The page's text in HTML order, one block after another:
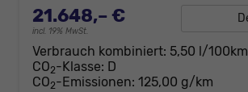
21.648,– €
incl. 19% MwSt.
Verbrauch kombiniert: 5,50 l/100km
CO2-Klasse: D
CO2-Emissionen: 125,00 g/km